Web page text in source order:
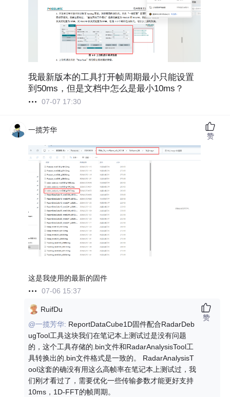
我最新版本的工具打开帧周期最小只能设置
到50ms，但是文档中怎么是最小10ms？
07-07 17:30
一揽芳华
这是我使用的最新的固件
07-06 15:37
赞
RuifDu
@一揽芳华: ReportDataCube1D固件配合RadarDeb
ugTool工具这块我们在笔记本上测试过是没有问题
的，这个工具存储的.bin文件和RadarAnalysisTool工
具转换出的.bin文件格式是一致的。 RadarAnalysisT
ool这套的确没有用这么高帧率在笔记本上测试过，我
们刚才看过了，需要优化一些传输参数才能更好支持
10ms，1D-FFT的帧周期。
赞